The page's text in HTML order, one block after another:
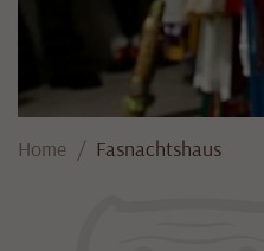
Home Fasnachtshaus